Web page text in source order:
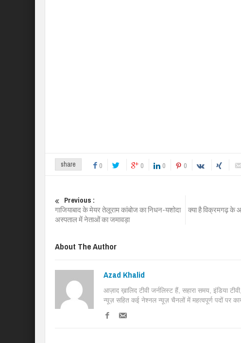
share 0 0 0 0
Previous :
गाजियाबाद के मेयर तेलूराम कांबोज का निधन-यशोदा
अस्पताल में नेताओं का जमावड़ा
क्या है विक्रमगढ़ के
About The Author
Azad Khalid
आज़ाद ख़ालिद टीवी जर्नलिस्ट हैं, सहारा समय, इंडिया
न्यूज़ सहित कई नेश्नल न्यूज़ चैनलों में महत्वपूर्ण पदों पर